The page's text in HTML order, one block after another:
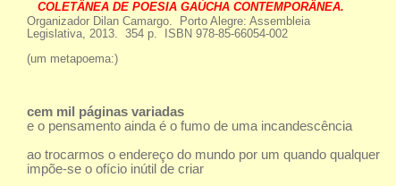
COLETÂNEA DE POESIA GAÚCHA CONTEMPORÂNEA.
Organizador Dilan Camargo. Porto Alegre: Assembleia
Legislativa, 2013. 354 p. ISBN 978-85-66054-002
(um metapoema:)
cem mil páginas variadas
e o pensamento ainda é o fumo de uma incandescência
ao trocarmos o endereço do mundo por um quando qualquer
impõe-se o ofício inútil de criar